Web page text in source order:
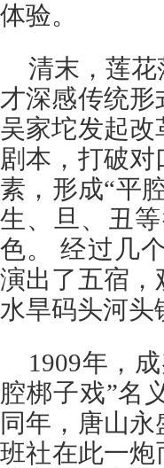
体验。
清末，莲
才深感传统
吴家坨发起
剧本，打破
素，形成“平
生、旦、丑
色。 经过几
演出了五宿，
水旱码头河头
1909年，
腔梆子戏”名
同年，唐山
班社在此一炮